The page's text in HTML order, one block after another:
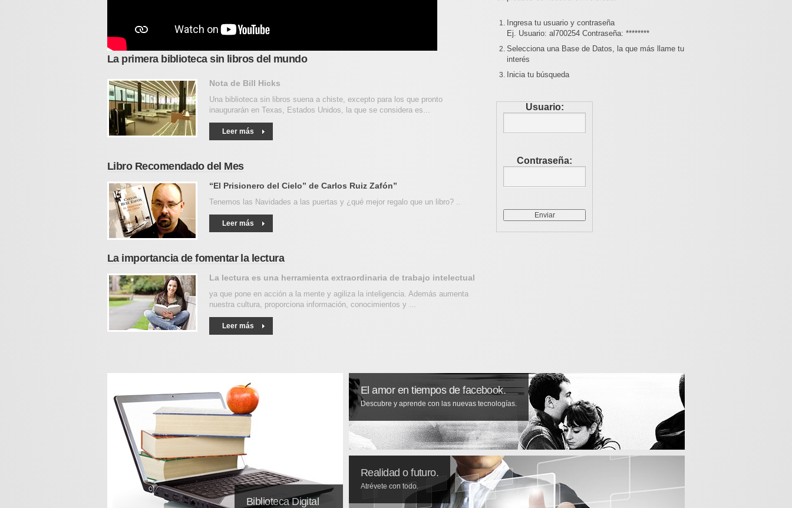
La primera biblioteca sin libros del mundo
Nota de Bill Hicks
Una biblioteca sin libros suena a chiste, excepto para los que pronto
inaugurarán en Texas, Estados Unidos, la que se considera es...
Leer más
Libro Recomendado del Mes
“El Prisionero del Cielo” de Carlos Ruiz Zafón”
Tenemos las Navidades a las puertas y ¿qué mejor regalo que un libro? ..
Leer más
La importancia de fomentar la lectura
La lectura es una herramienta extraordinaria de trabajo intelectual
ya que pone en acción a la mente y agiliza la inteligencia. Además aumenta
nuestra cultura, proporciona información, conocimientos y ...
Leer más
Ingresa tu usuario y contraseña
Ej. Usuario: al700254 Contraseña: ********
Selecciona una Base de Datos, la que más llame tu
interés
Inicia tu búsqueda
Usuario:
Contraseña:
Biblioteca Digital
El amor en tiempos de facebook.
Descubre y aprende con las nuevas tecnologías.
Realidad o futuro.
Atrévete con todo.